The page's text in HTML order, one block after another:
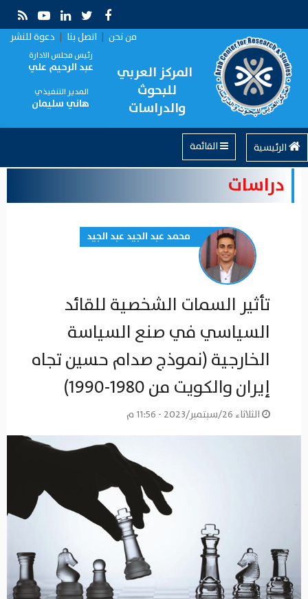
من نحن | اتصل بنا | دعوة للنشر
المركز العربي
للبحوث
والدراسات
رئيس مجلس الادارة
عبد الرحيم علي
المدير التنفيذي
هاني سليمان
الرئيسية
دراسات
محمد عبد الجيد عبد الجيد
تأثير السمات الشخصية للقائد
السياسي في صنع السياسة
الخارجية (نموذج صدام حسين تجاه
إيران والكويت من 1980-1990)
الثلاثاء 26/سبتمبر/2023 - 11:56 م